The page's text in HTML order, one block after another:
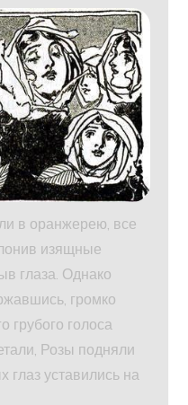
в оранжерею, все
изящные
глаза. Однако
громко
грубого голоса
Розы подняли
глаз уставились на